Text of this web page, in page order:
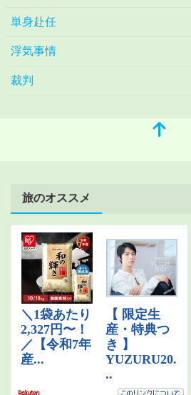
単身赴任
浮気事情
裁判
旅のオススメ